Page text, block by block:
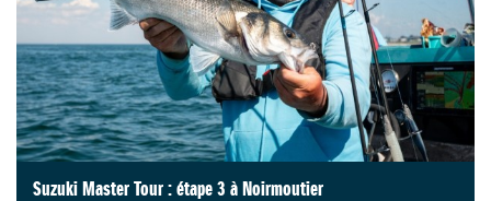
Suzuki Master Tour : étape 3 à Noirmoutier